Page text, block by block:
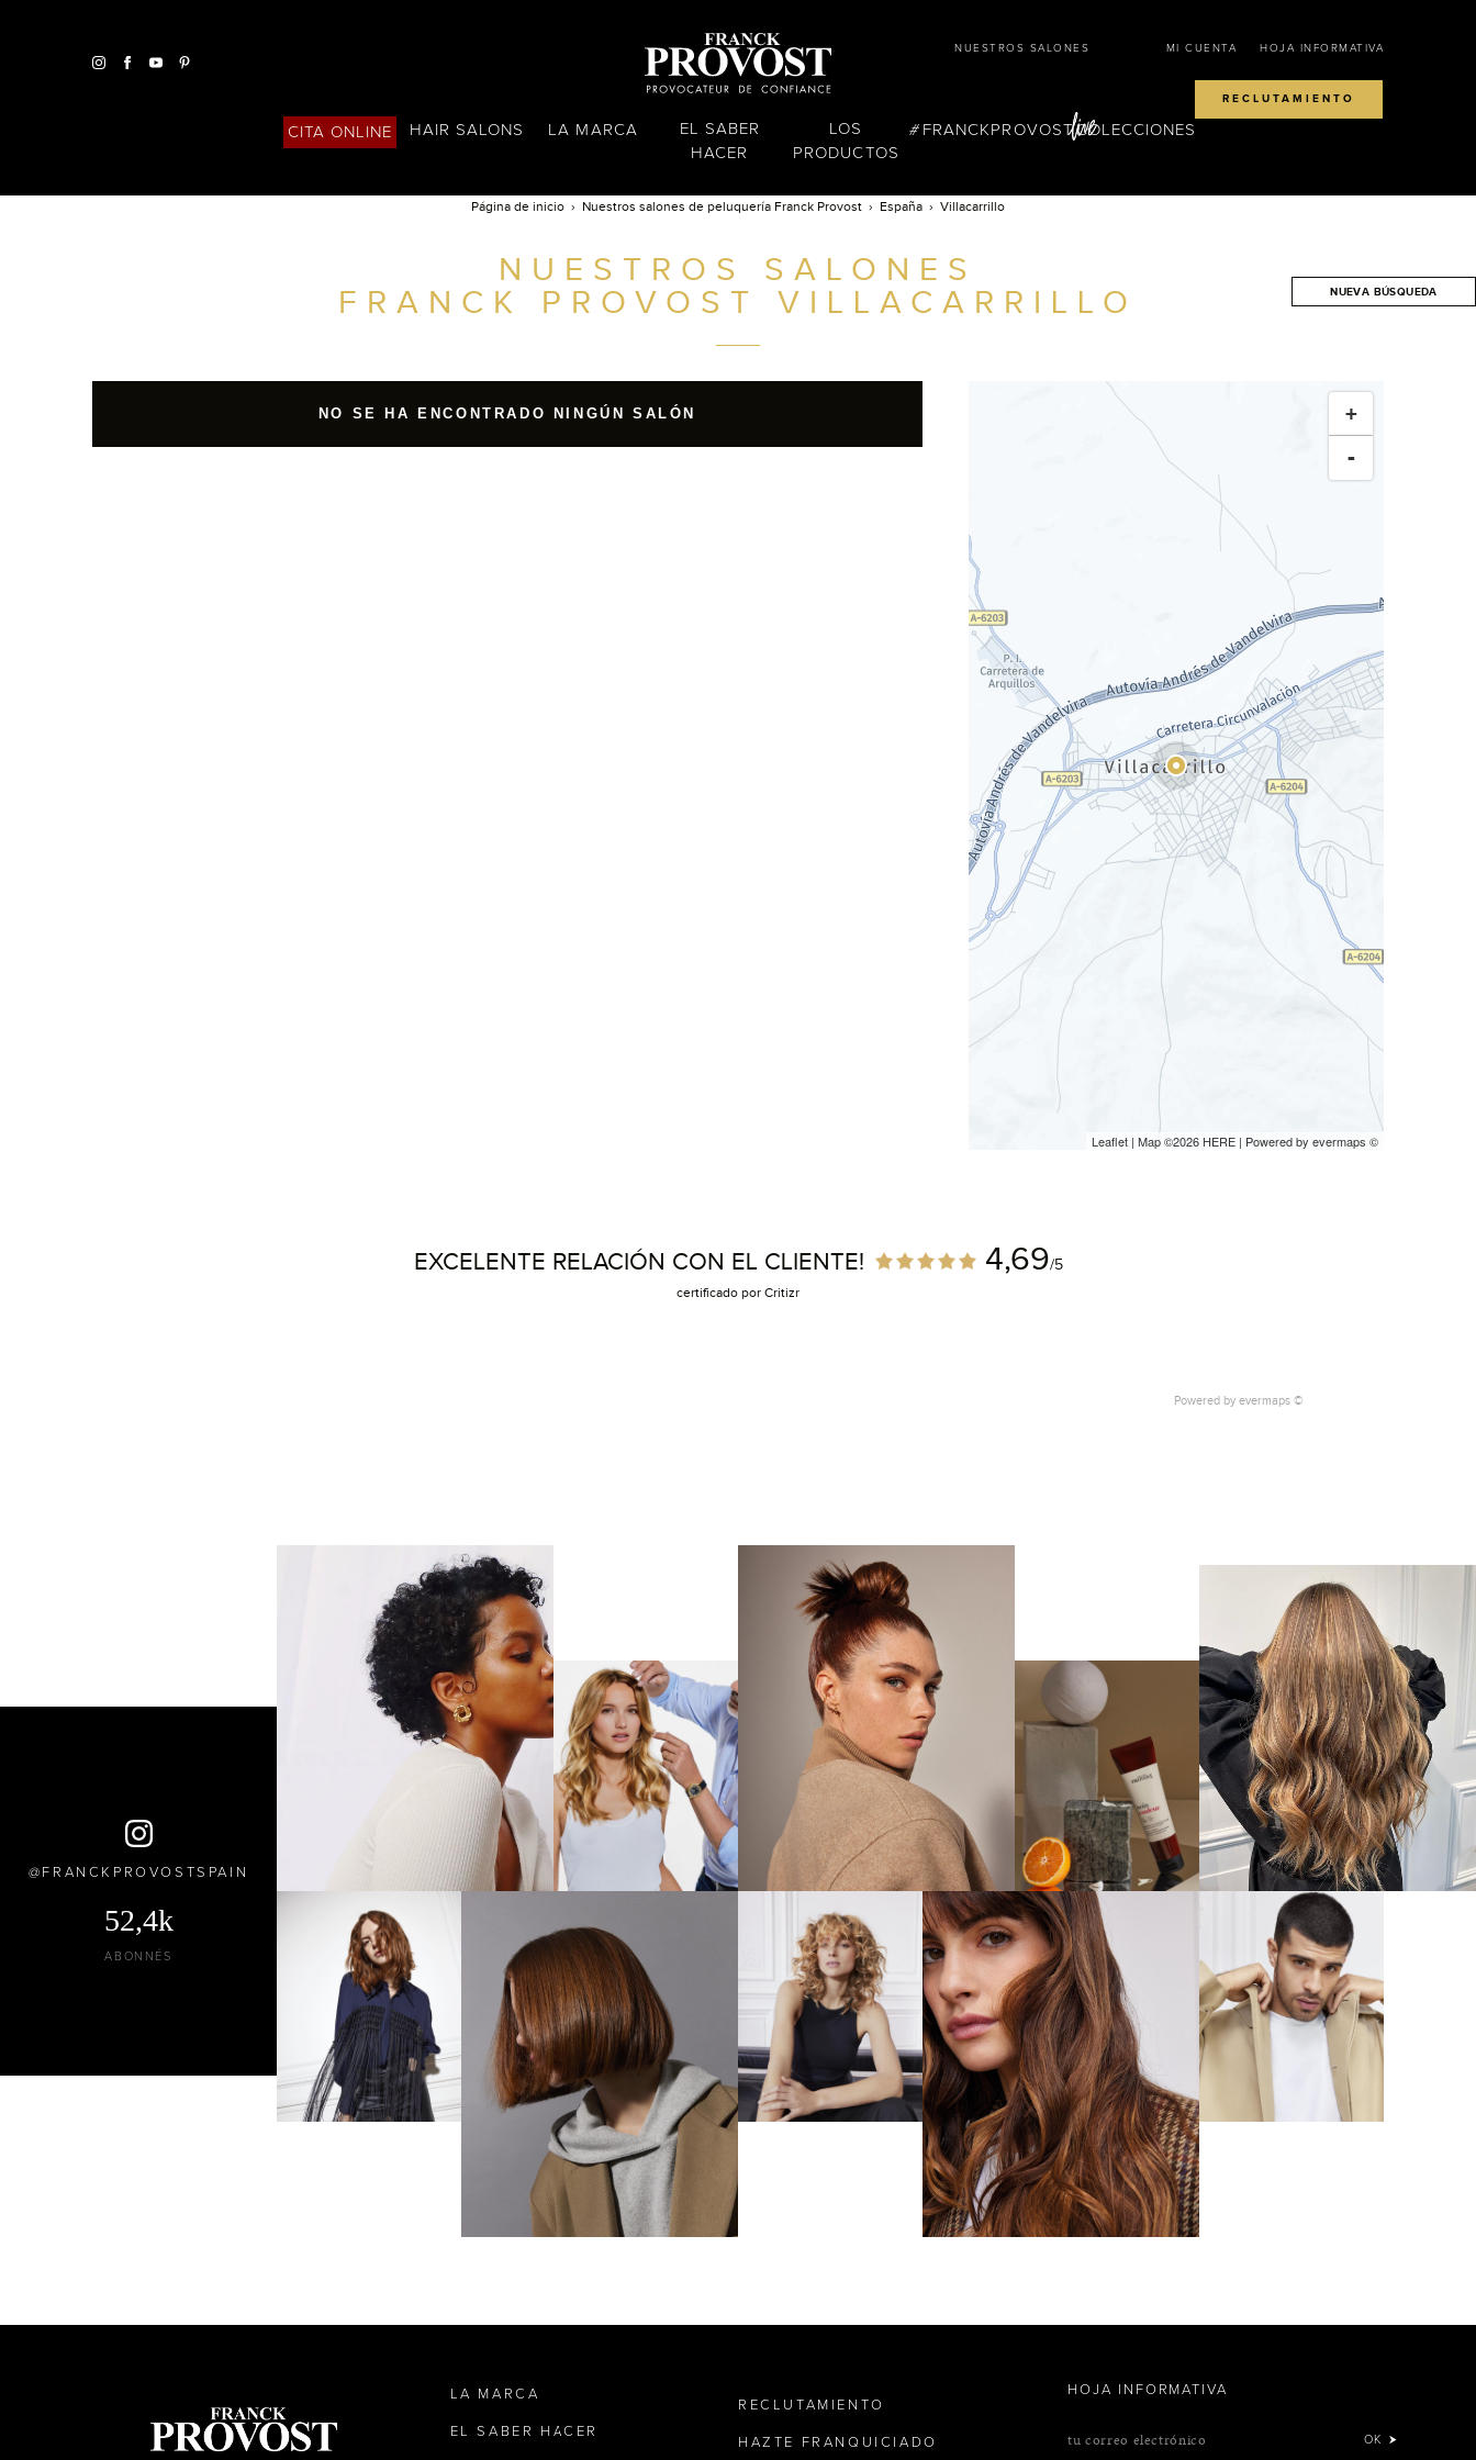
NUESTROS SALONES MI CUENTA HOJA INFORMATIVA
RECLUTAMIENTO
CITA ONLINE HAIR SALONS LA MARCA
EL SABER
HACER
LOS
PRODUCTOS
FRANCKPROVOSTCOLECCIONES
Página de inicio Nuestros salones de peluquería Franck Provost España Villacarrillo
NUESTROS SALONES
FRANCK PROVOST
VILLACARRILLO NUEVA BÚSQUEDA
+
-
Leaflet | Map ©2026 HERE | Powered by evermaps ©
NO SE HA ENCONTRADO NINGÚN SALÓN
EXCELENTE RELACIÓN CON EL CLIENTE! 4,69/5
certificado por Critizr
Powered by evermaps ©
FRANCKPROVOSTSPAIN
52,4k
ABONNÉS
LA MARCA
EL SABER HACER
RECLUTAMIENTO
HAZTE FRANQUICIADO
HOJA INFORMATIVA
tu correo electrónico OK